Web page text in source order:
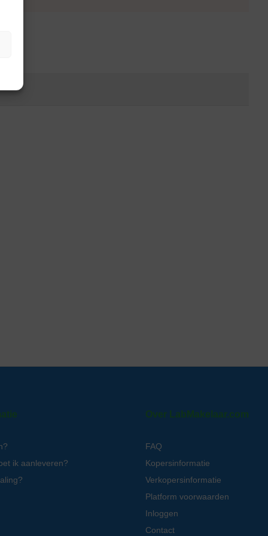
ik aanleveren?
Over LabMakelaar.com
FAQ
Kopersinformatie
Verkopersinformatie
Platform voorwaarden
Inloggen
Contact